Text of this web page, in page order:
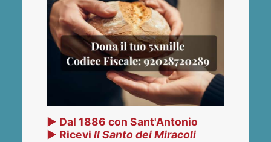
▶ Dal 1886 con Sant'Antonio
▶ RiceviIl Santo dei Miracoli